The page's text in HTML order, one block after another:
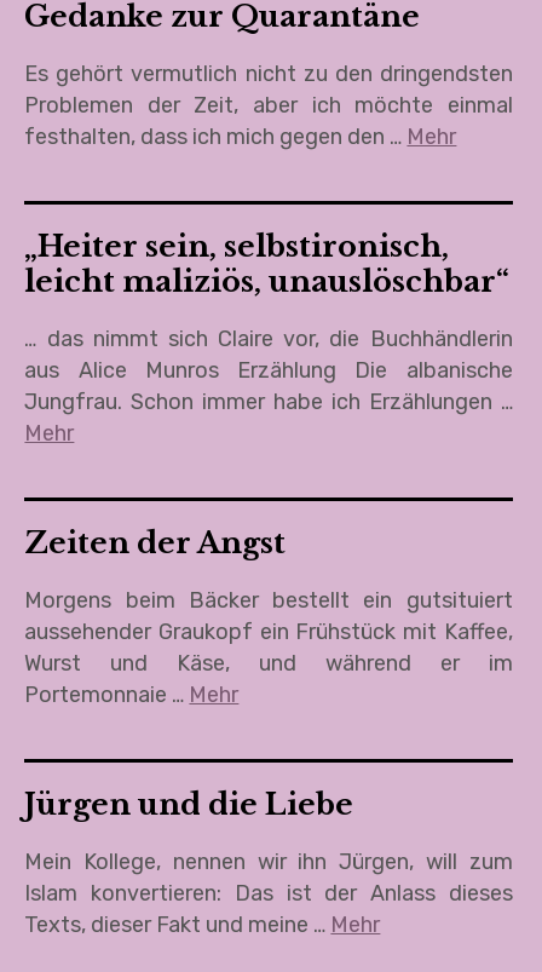
Gedanke zur Quarantäne
Es gehört vermutlich nicht zu den dringendsten
Problemen der Zeit, aber ich möchte einmal
festhalten, dass ich mich gegen den … Mehr
„Heiter sein, selbstironisch,
leicht maliziös, unauslöschbar“
… das nimmt sich Claire vor, die Buchhändlerin
aus Alice Munros Erzählung Die albanische
Jungfrau. Schon immer habe ich Erzählungen …
Mehr
Zeiten der Angst
Morgens beim Bäcker bestellt ein gutsituiert
aussehender Graukopf ein Frühstück mit Kaffee,
Wurst und Käse, und während er im
Portemonnaie … Mehr
Jürgen und die Liebe
Mein Kollege, nennen wir ihn Jürgen, will zum
Islam konvertieren: Das ist der Anlass dieses
Texts, dieser Fakt und meine … Mehr